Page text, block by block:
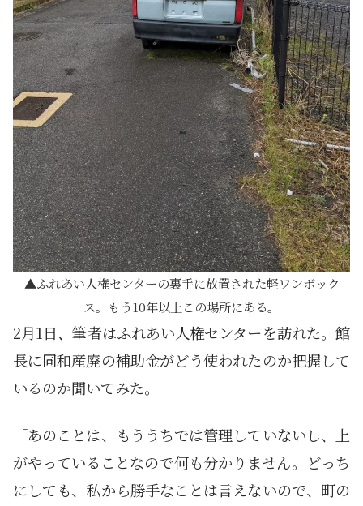
ふれあい人権センターの裏手に放置された軽ワンボック
ス。もう10年以上この場所にある。
2月1日、筆者はふれあい人権センターを訪れた。館
長に同和産廃の補助金がどう使われたのか把握して
いるのか聞いてみた。
「あのことは、もううちでは管理していないし、上
がやっていることなので何も分かりません。どっち
にしても、私から勝手なことは言えないので、町の